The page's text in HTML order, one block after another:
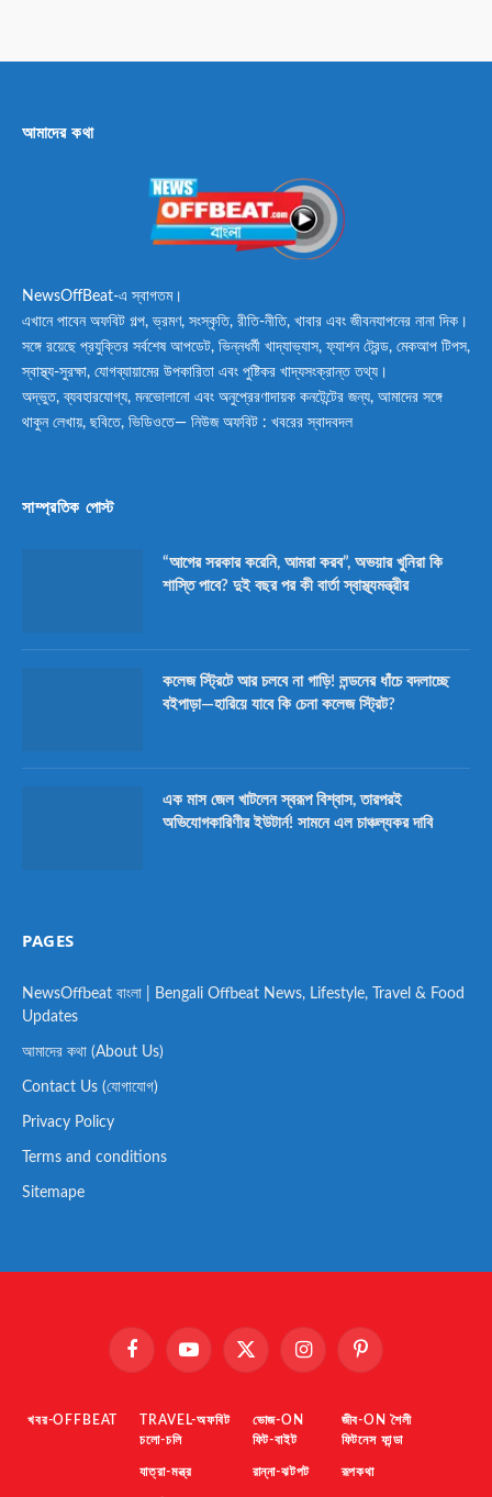
আমাদের কথা
NewsOffBeat-এ স্বাগতম।
এখানে পাবেন অফবিট গল্প, ভ্রমণ, সংস্কৃতি, রীতি-নীতি, খাবার এবং জীবনযাপনের নানা দিক।
সঙ্গে রয়েছে প্রযুক্তির সর্বশেষ আপডেট, ভিন্নধর্মী খাদ্যাভ্যাস, ফ্যাশন ট্রেন্ড, মেকআপ টিপস,
স্বাস্থ্য-সুরক্ষা, যোগব্যায়ামের উপকারিতা এবং পুষ্টিকর খাদ্যসংক্রান্ত তথ্য।
অদ্ভুত, ব্যবহারযোগ্য, মনভোলানো এবং অনুপ্রেরণাদায়ক কনটেন্টের জন্য, আমাদের সঙ্গে
থাকুন লেখায়, ছবিতে, ভিডিওতে— নিউজ অফবিট : খবরের স্বাদবদল
সাম্প্রতিক পোস্ট
“আগের সরকার করেনি, আমরা করব”, অভয়ার খুনিরা কি
শাস্তি পাবে? দুই বছর পর কী বার্তা স্বাস্থ্যমন্ত্রীর
কলেজ স্ট্রিটে আর চলবে না গাড়ি! লন্ডনের ধাঁচে বদলাচ্ছে
বইপাড়া—হারিয়ে যাবে কি চেনা কলেজ স্ট্রিট?
এক মাস জেল খাটলেন স্বরূপ বিশ্বাস, তারপরই
অভিযোগকারিণীর ইউটার্ন! সামনে এল চাঞ্চল্যকর দাবি
PAGES
NewsOffbeat বাংলা | Bengali Offbeat News, Lifestyle, Travel & Food
Updates
আমাদের কথা (About Us)
Contact Us (যোগাযোগ)
Privacy Policy
Terms and conditions
Sitemape
FacebookYouTube X
InstagramPinterest
খবর-OFFBEAT
TRAVEL-অফবিট
চলো-চলি
যাত্রা-মন্ত্র
ভোজ-ON
ফিট-বাইট
রান্না-ঝটপট
জীব-ON শৈলী
ফিটনেস ফান্ডা
রূপকথা